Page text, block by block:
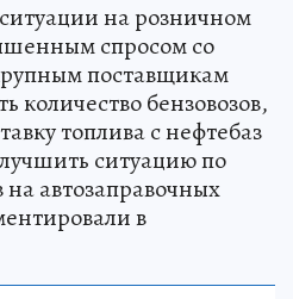
на розничном
спросом со
поставщикам
количество бензовозов,
топлива с нефтебаз
ситуацию по
автозаправочных
в